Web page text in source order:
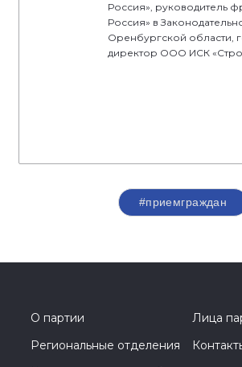
Россия», руководитель
Россия» в
Оренбургской области,
директор ООО ИСК
#приемграждан
О партии
Лица
Региональные отделения